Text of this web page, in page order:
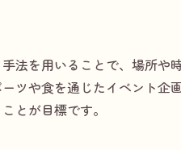
法を用いることで、場所や
ツや食を通じたイベント企
とが目標です。